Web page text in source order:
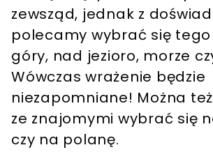
zewsząd, jednak z
polecamy wybrać się
góry, nad jezioro, morze
Wówczas wrażenie będzie
niezapomniane! Można
ze znajomymi wybrać się
czy na polanę.